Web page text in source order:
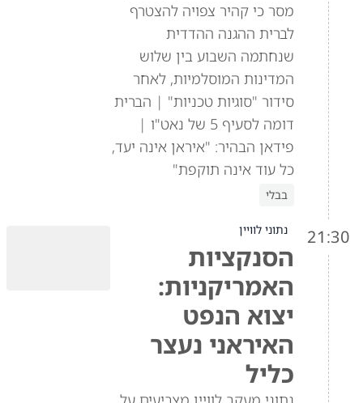
מסר כי קהיר צפויה להצטרף
לברית ההגנה ההדדית
שנחתמה השבוע בין שלוש
המדינות המוסלמיות, לאחר
סידור "סוגיות טכניות" | הברית
דומה לסעיף 5 של נאט"ו |
פידאן הבהיר: "איראן אינה יעד,
כל עוד אינה תוקפת"
בבלי
21:30 נתוני לוויין
הסנקציות
האמריקניות:
יצוא הנפט
האיראני נעצר
כליל